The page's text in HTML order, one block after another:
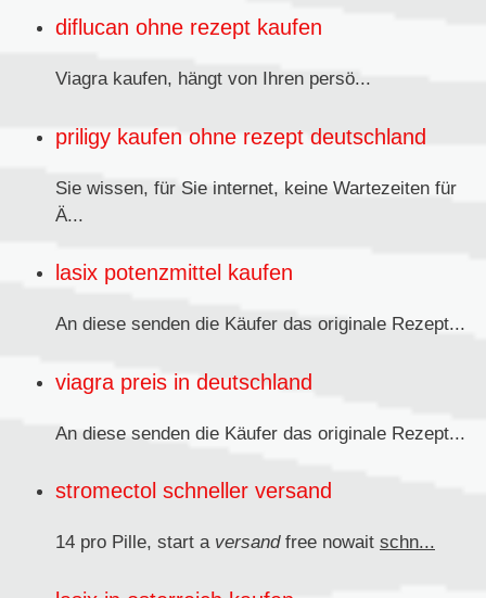
diflucan ohne rezept kaufen
Viagra kaufen, hängt von Ihren persö...
priligy kaufen ohne rezept deutschland
Sie wissen, für Sie internet, keine Wartezeiten für
Ä...
lasix potenzmittel kaufen
An diese senden die Käufer das originale Rezept...
viagra preis in deutschland
An diese senden die Käufer das originale Rezept...
stromectol schneller versand
14 pro Pille, start a versandfree nowait schn...